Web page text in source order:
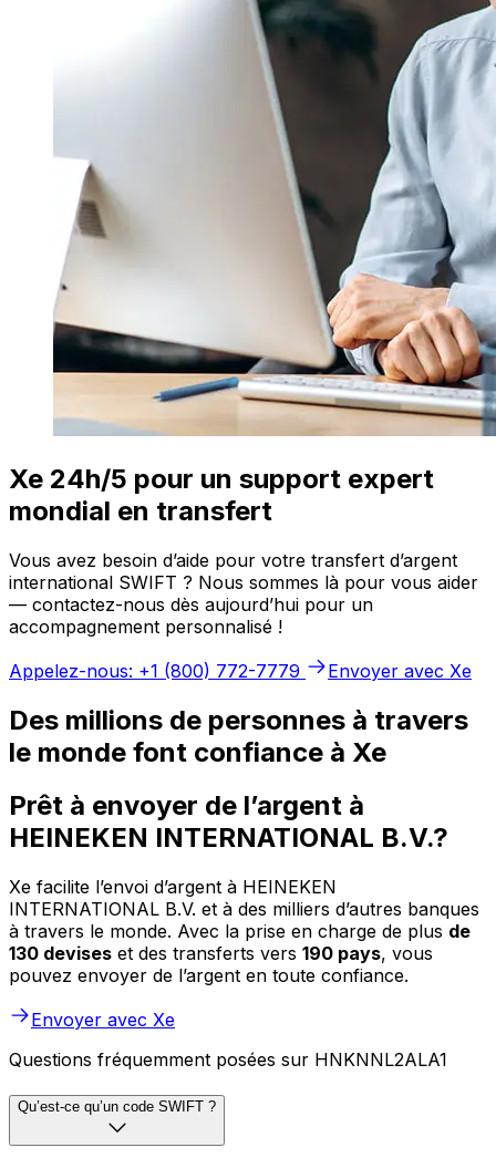
Xe 24h/5 pour un support expert
mondial en transfert
Vous avez besoin d’aide pour votre transfert d’argent
international SWIFT ? Nous sommes là pour vous aider
— contactez-nous dès aujourd’hui pour un
accompagnement personnalisé !
Appelez-nous: +1 (800) 772-7779
Envoyer avec Xe
Des millions de personnes à travers
le monde font confiance à Xe
Prêt à envoyer de l’argent à
HEINEKEN INTERNATIONAL B.V.?
Xe facilite l’envoi d’argent à HEINEKEN
INTERNATIONAL B.V. et à des milliers d’autres banques
à travers le monde. Avec la prise en charge de plus de
130 devises et des transferts vers 190 pays, vous
pouvez envoyer de l’argent en toute confiance.
Envoyer avec Xe
Questions fréquemment posées sur HNKNNL2ALA1
Qu’est-ce qu’un code SWIFT ?